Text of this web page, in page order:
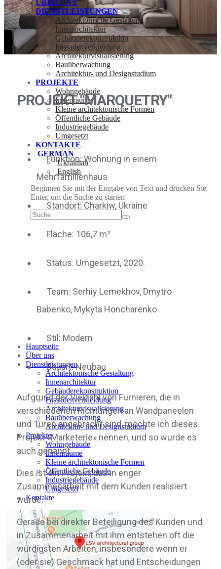
ÜBER UNS
DIENSTLEISTUNGEN
Architektonische Gestaltung
Innenarchitektur
Gebäuderekonstruktion
Fassadenverkleidung
Architekturvisualisierung
Bauüberwachung
Architektur- und Designstudium
PROJEKTE
Wohngebäude
Innenräume
Kleine architektonische Formen
Öffentliche Gebäude
Industriegebäude
Umgesetzt
KONTAKTE
GERMAN
Ukrainian
English
Beginnen Sie mit der Eingabe von Text und drücken Sie
Enter, um die Suche zu starten
Hauptseite
Über uns
Dienstleistungen
Architektonische Gestaltung
Innenarchitektur
Gebäuderekonstruktion
Fassadenverkleidung
Architekturvisualisierung
Bauüberwachung
Architektur- und Designstudium
Projekte
Wohngebäude
Innenräume
Kleine architektonische Formen
Öffentliche Gebäude
Industriegebäude
Umgesetzt
Kontakte
PROJEKT "MARQUETRY"
Funktion: Wohnung in einem
Mehrfamilienhaus
Standort: Charkiw, Ukraine
Fläche: 106,7 m²
Status: Umgesetzt, 2020.
Team: Serhiy Lemekhov, Dmytro
Babenko, Mykyta Honcharenko
Stil: Modern
Bauart: Neubau
Aufgrund der Vielzahl von Furnieren, die in
verschiedenen Richtungen an Wandpaneelen
und Türen angebracht sind, möchte ich dieses
Projekt «Marketerie» nennen, und so wurde es
auch genannt.
Dies ist ein Projekt, das in enger
Zusammenarbeit mit dem Kunden realisiert
wurde.
Gerade bei direkter Beteiligung des Kunden und
in Zusammenarbeit mit ihm entstehen oft die
würdigsten Arbeiten, insbesondere wenn er
(oder sie) Geschmack hat und Entscheidungen